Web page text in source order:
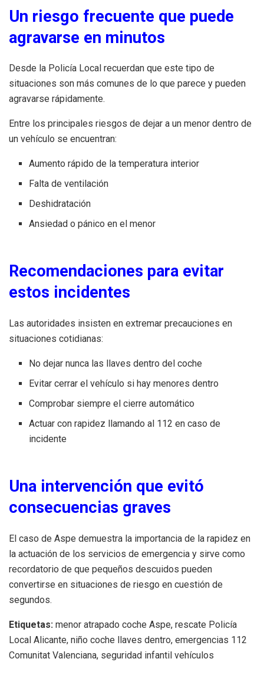
Un riesgo frecuente que puede
agravarse en minutos
Desde la Policía Local recuerdan que este tipo de
situaciones son más comunes de lo que parece y pueden
agravarse rápidamente.
Entre los principales riesgos de dejar a un menor dentro de
un vehículo se encuentran:
Aumento rápido de la temperatura interior
Falta de ventilación
Deshidratación
Ansiedad o pánico en el menor
Recomendaciones para evitar
estos incidentes
Las autoridades insisten en extremar precauciones en
situaciones cotidianas:
No dejar nunca las llaves dentro del coche
Evitar cerrar el vehículo si hay menores dentro
Comprobar siempre el cierre automático
Actuar con rapidez llamando al 112 en caso de
incidente
Una intervención que evitó
consecuencias graves
El caso de Aspe demuestra la importancia de la rapidez en
la actuación de los servicios de emergencia y sirve como
recordatorio de que pequeños descuidos pueden
convertirse en situaciones de riesgo en cuestión de
segundos.
Etiquetas: menor atrapado coche Aspe, rescate Policía
Local Alicante, niño coche llaves dentro, emergencias 112
Comunitat Valenciana, seguridad infantil vehículos